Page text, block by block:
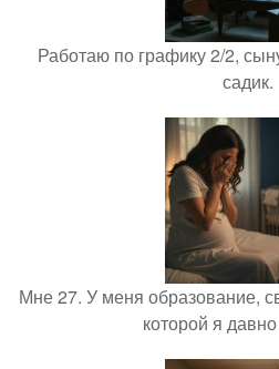
Работаю по графику 2/2,
садик.
Мне 27. У меня образование,
которой я